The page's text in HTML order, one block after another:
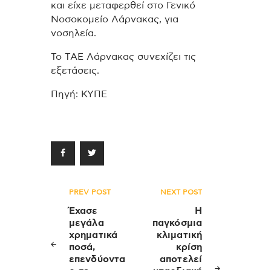
και είχε μεταφερθεί στο Γενικό
Νοσοκομείο Λάρνακας, για
νοσηλεία.
Το ΤΑΕ Λάρνακας συνεχίζει τις
εξετάσεις.
Πηγή: ΚΥΠΕ
Πλοήγηση
άρθρων
PREV POST
Έχασε
μεγάλα
χρηματικά
ποσά,
επενδύοντα
NEXT POST
H
παγκόσμια
κλιματική
κρίση
αποτελεί